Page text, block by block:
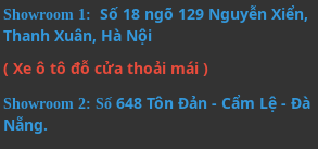
Showroom 1: Số 18 ngõ 129 Nguyễn Xiển,
Thanh Xuân, Hà Nội
( Xe ô tô đỗ cửa thoải mái )
Showroom 2: Số 648 Tôn Đản - Cẩm Lệ - Đà
Nẵng.